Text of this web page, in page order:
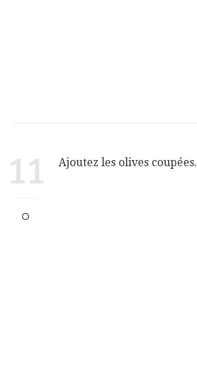
11 Ajoutez les olives coupées.